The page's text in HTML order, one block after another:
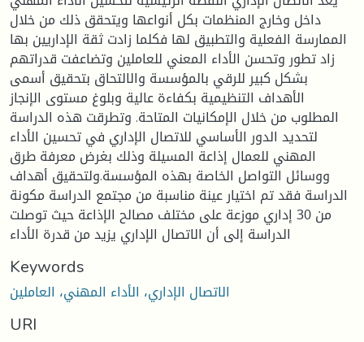
داخل وخارج المنظمات بكل أنواعها ويتحقق ذلك من خلال
الممارسة الفعلية والتطبيق لها فكلما زادت ثقة الإداريين بها
زاد تطور وتحسن الأداء المعني للعاملين وتضاعفت قدراتهم
بشكل كبير للرقي بالمؤسسة والالتحاق بتحقيق أسمى
الأهداف التنظيمية بكفاءة عالية وبلوغ مستوى الإنجاز
المطلوب من خلال الإمكانيات المتاحة. وتطرقت هذه الدراسة
لتحديد الدور الأساسي للاتصال الإداري في تحسين الأداء
المهني للعمال إذاعة المسيلة وذلك بغرض معرفة طرق
ووسائل التواصل الخاصة بهذه المؤسسة.ولتحقيق أهداف
الدراسة فقد تم اختيار عينة مناسبة من مجتمع الدراسة مكونة
من 30 إداري موزعة على مختلف مصالح الإذاعة حيث توصلت
الدراسة إلى أن الاتصال الإداري يزيد من قدرة الأداء
Keywords
الاتصال الإداري، الأداء المهني، العاملين
URI